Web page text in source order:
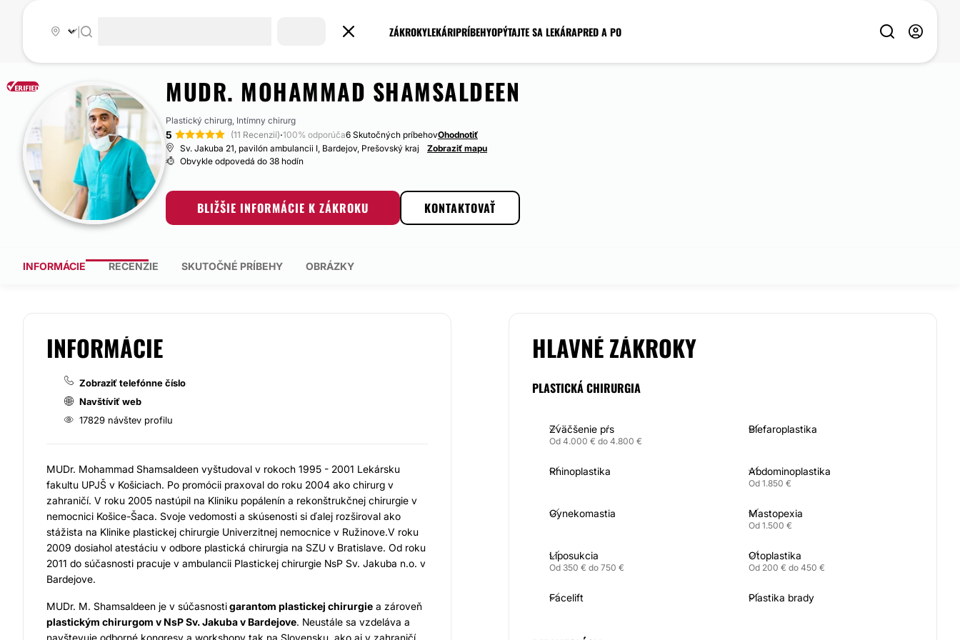
ZÁKROKYLEKÁRIPRÍBEHYOPÝTAJTE SA LEKÁRAPRED A PO
MUDR. MOHAMMAD SHAMSALDEEN
Plastický chirurg, Intímny chirurg
5 (11 Recenzií)·100% odporúča6 Skutočných príbehovOhodnotiť
Sv. Jakuba 21, pavilón ambulancii I, Bardejov, Prešovský kraj
Zobraziť mapu
Obvykle odpovedá do 38 hodín
BLIŽŠIE INFORMÁCIE K ZÁKROKU KONTAKTOVAŤ
INFORMÁCIE RECENZIE SKUTOČNÉ PRÍBEHY OBRÁZKY
INFORMÁCIE
Zobraziť telefónne číslo
Navštíviť web
17829 návštev profilu
MUDr. Mohammad Shamsaldeen vyštudoval v rokoch 1995 - 2001 Lekársku
fakultu UPJŠ v Košiciach. Po promócii praxoval do roku 2004 ako chirurg v
zahraničí. V roku 2005 nastúpil na Kliniku popálenín a rekonštrukčnej chirurgie v
nemocnici Košice-Šaca. Svoje vedomosti a skúsenosti si ďalej rozširoval ako
stážista na Klinike plastickej chirurgie Univerzitnej nemocnice v Ružinove.V roku
2009 dosiahol atestáciu v odbore plastická chirurgia na SZU v Bratislave. Od roku
2011 do súčasnosti pracuje v ambulancii Plastickej chirurgie NsP Sv. Jakuba n.o. v
Bardejove.
MUDr. M. Shamsaldeen je v súčasnostigarantom plastickej chirurgie a zároveň
plastickým chirurgom v NsP Sv. Jakuba v Bardejove. Neustále sa vzdeláva a
navštevuje odborné kongresy a workshopy tak na Slovensku, ako aj v zahraničí.
HLAVNÉ ZÁKROKY
PLASTICKÁ CHIRURGIA
Zväčšenie pŕs
Od 4.000 € do 4.800 €
Blefaroplastika
Rhinoplastika Abdominoplastika
Od 1.850 €
Gynekomastia Mastopexia
Od 1.500 €
Liposukcia
Od 350 € do 750 €
Otoplastika
Od 200 € do 450 €
Facelift Plastika brady